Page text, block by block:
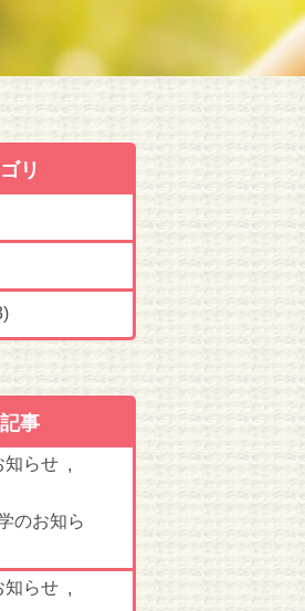
リ
事
知らせ ,
のお知ら
知らせ ,